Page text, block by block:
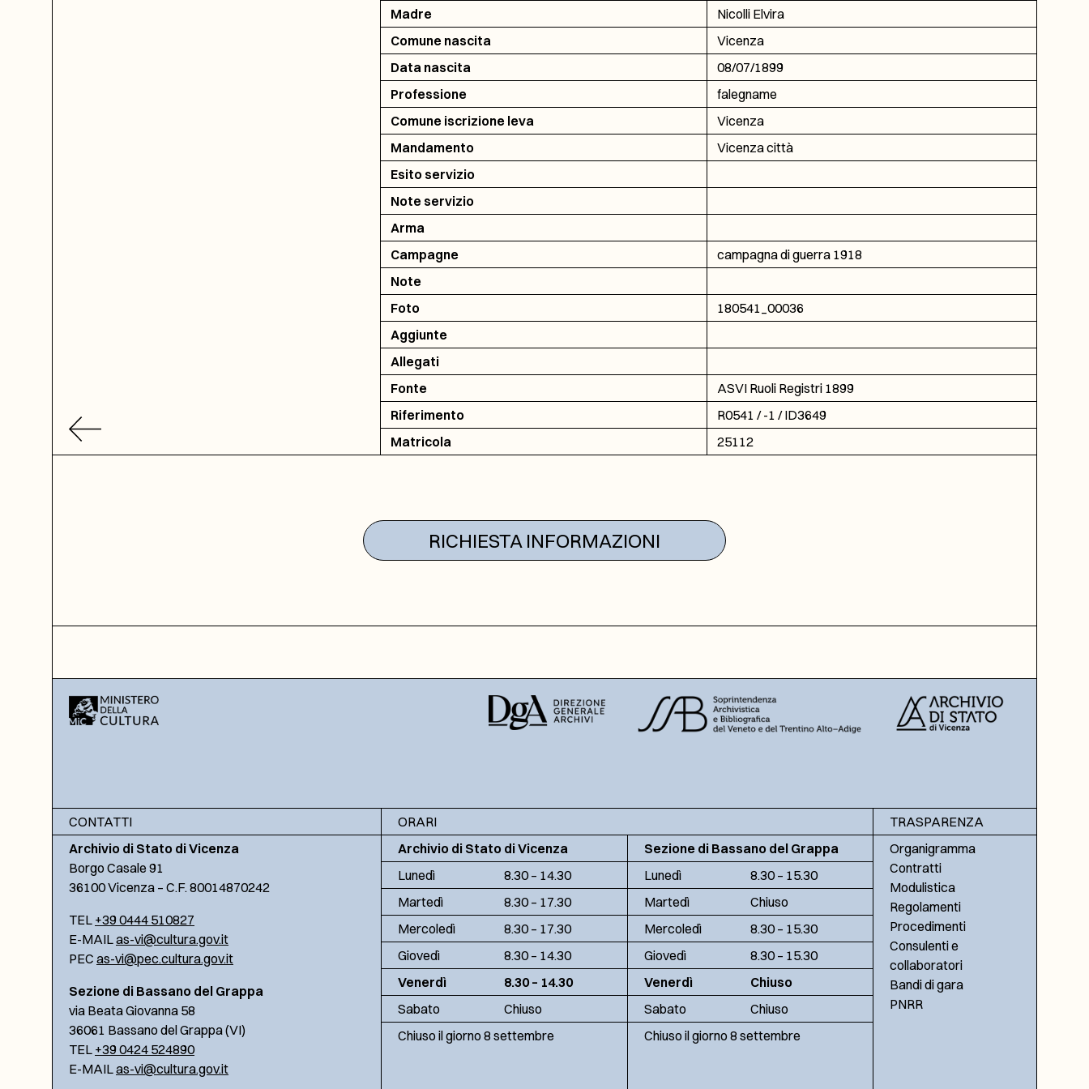
Madre
Nicolli Elvira
Comune nascita
Vicenza
Data nascita
08/07/1899
Professione
falegname
Comune iscrizione leva
Vicenza
Mandamento
Vicenza città
Esito servizio
Note servizio
Arma
Campagne
campagna di guerra 1918
Note
Foto
180541_00036
Aggiunte
Allegati
Fonte
ASVI Ruoli Registri 1899
Riferimento
R0541 / -1 / ID3649
Matricola
25112
RICHIESTA INFORMAZIONI
CONTATTI
Archivio di Stato di Vicenza
Borgo Casale 91
36100 Vicenza – C.F. 80014870242
TEL +39 0444 510827
E-MAILas-vi@cultura.gov.it
PEC as-vi@pec.cultura.gov.it
Sezione di Bassano del Grappa
via Beata Giovanna 58
36061 Bassano del Grappa (VI)
TEL +39 0424 524890
E-MAILas-vi@cultura.gov.it
ORARI
Archivio di Stato di Vicenza
Lunedì
8.30 – 14.30
Martedì
8.30 – 17.30
Mercoledì
8.30 – 17.30
Giovedì
8.30 – 14.30
Venerdì
8.30 – 14.30
Sabato
Chiuso
Chiuso il giorno 8 settembre
Sezione di Bassano del Grappa
Lunedì
8.30 – 15.30
Martedì
Chiuso
Mercoledì
8.30 – 15.30
Giovedì
8.30 – 15.30
Venerdì
Chiuso
Sabato
Chiuso
Chiuso il giorno 8 settembre
TRASPARENZA
Organigramma
Contratti
Modulistica
Regolamenti
Procedimenti
Consulenti e
collaboratori
Bandi di gara
PNRR